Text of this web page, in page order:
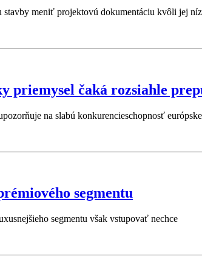
stavby meniť projektovú dokumentáciu kvôli jej
priemysel čaká rozsiahle
na slabú konkurencieschopnosť
segmentu
segmentu však vstupovať nechce